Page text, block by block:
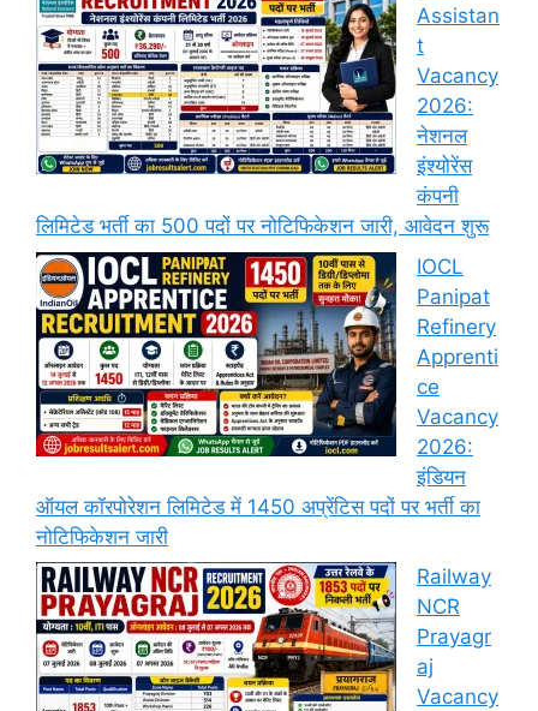
Assistan
t
Vacancy
2026:
नेशनल
इंश्योरेंस
कंपनी
लिमिटेड भर्ती का 500 पदों पर नोटिफिकेशन जारी, आवेदन शुरू
IOCL
Panipat
Refinery
Apprenti
ce
Vacancy
2026:
इंडियन
ऑयल कॉरपोरेशन लिमिटेड में 1450 अप्रेंटिस पदों पर भर्ती का
नोटिफिकेशन जारी
Railway
NCR
Prayagr
aj
Vacancy